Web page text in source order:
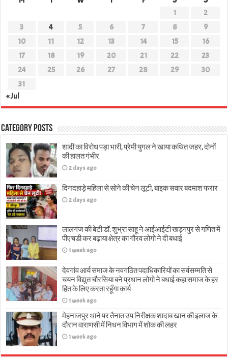
1
2
3
4 5 6 7 8
9
10
11 12 13 14 15
16
17
18 19 20 21 22
23
24
25 26 27 28 29
30
31
« Jul
Category Posts
शादी का विरोध पड़ा भारी, प्रेमी युगल ने खाया कथित जहर, दोनों
की हालत गंभीर
2 days ago
दिनदहाड़े महिला से सोने की चेन लूटी, बाइक सवार बदमाश फरार
2 days ago
लालगंज की बेटी डॉ. शुभ्रा साहू ने आईआईटी खड़गपुर से गणित में
पीएचडी कर बढ़ाया क्षेत्र का गौरव लोगो ने दी बधाई
1 week ago
देवगांव आर्य समाज के नवगठित पदाधिकारियों का सर्वसम्मति से
चयन विद्युत चौरसिया बने प्रधान लोगो ने बधाई कहा समाज के हर
हित के लिए करता रहूँगा कार्य
1 week ago
मेहनाजपुर थाने पर तैनात उप निरीक्षक शादाब खान की इलाज के
दौरान वाराणसी में निधन विभाग में शोक की लहर
1 week ago